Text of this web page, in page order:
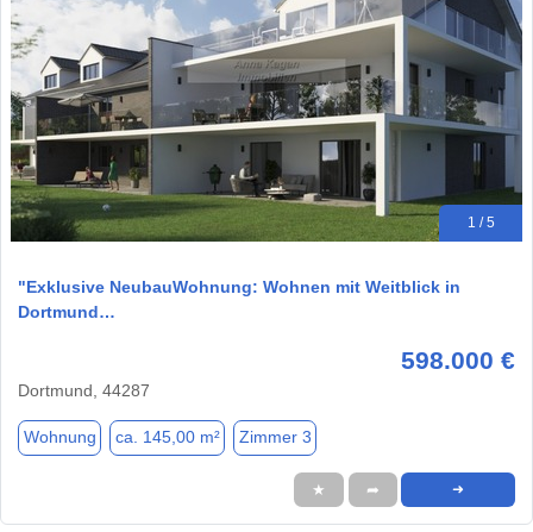
1 / 5
"Exklusive NeubauWohnung: Wohnen mit Weitblick in
Dortmund…
598.000 €
Dortmund, 44287
Wohnung ca. 145,00 m² Zimmer 3
★ ➦ ➜